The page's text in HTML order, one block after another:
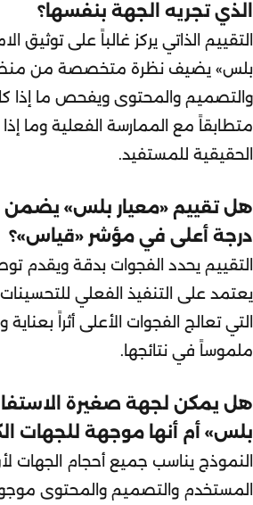
الذي تجريه الجهة بنفسها؟
التقييم الذاتي يركز غالباً على توثيق
بلس» يضيف نظرة متخصصة من
والتصميم والمحتوى ويفحص ما إذا
متطابقاً مع الممارسة الفعلية وما
الحقيقية للمستفيد.
هل تقييم «معيار بلس»
درجة أعلى في مؤشر «قياس»؟
التقييم يحدد الفجوات بدقة ويقدم
يعتمد على التنفيذ الفعلي
التي تعالج الفجوات الأعلى أثراً
ملموساً في نتائجها.
هل يمكن لجهة صغيرة
بلس» أم أنها موجهة للجهات
النموذج يناسب جميع أحجام الجهات
المستخدم والتصميم والمحتوى